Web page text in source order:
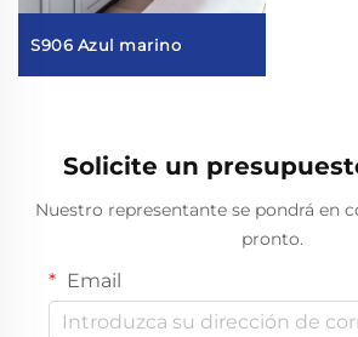
S906 Azul marino
Solicite un
Nuestro representante se pondrá en
pronto.
Email